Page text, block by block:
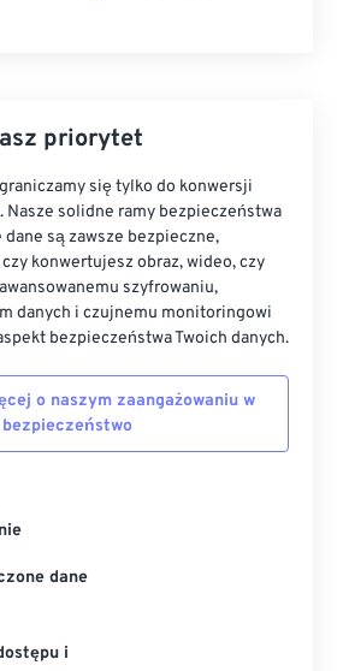
priorytet
się tylko do konwersji
Nasze solidne ramy bezpieczeństwa
dane są zawsze bezpieczne,
konwertujesz obraz, wideo, czy
szyfrowaniu,
danych i czujnemu monitoringowi
bezpieczeństwa Twoich danych.
o naszym zaangażowaniu w
bezpieczeństwo
dane
i